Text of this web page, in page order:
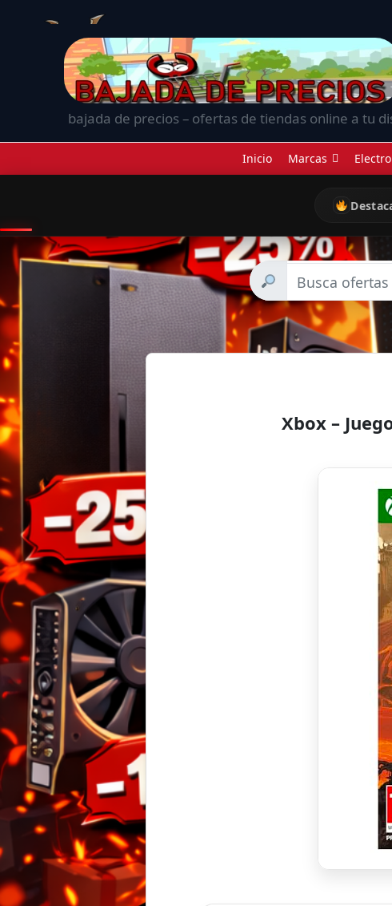
bajada de precios – ofertas de tiendas online a tu
Inicio Marcas
Xbox –